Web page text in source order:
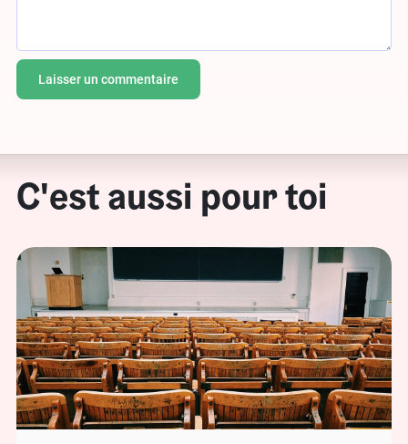
C'est aussi pour toi